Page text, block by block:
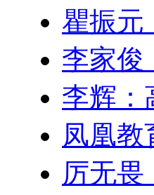
瞿振元
李家俊
李辉：
凤凰教
厉无畏